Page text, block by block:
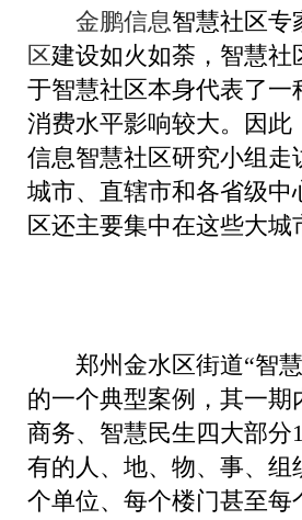
金鹏信息智慧社区专
区建设如火如荼，智慧
于智慧社区本身代表了
消费水平影响较大。因
信息智慧社区研究小组
城市、直辖市和各省级
区还主要集中在这些大城
郑州金水区街道“智
的一个典型案例，其一
商务、智慧民生四大部
有的人、地、物、事、
个单位、每个楼门甚至